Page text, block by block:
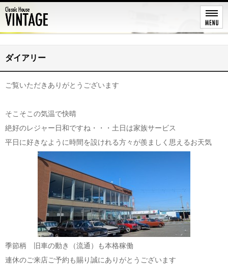
レストア
ダイアリー
ご覧いただきありがとうございます
そこそこの気温で快晴
絶好のレジャー日和ですね・・・土日は家族サービス
平日に好きなように時間を設けれる方々が羨ましく思えるお天気
季節柄 旧車の動き（流通）も本格稼働
連休のご来店ご予約も賜り誠にありがとうございます